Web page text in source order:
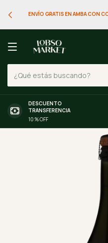
ENVÍO GRATIS EN AMBA CON
DESCUENTO
TRANSFERENCIA
10 % OFF